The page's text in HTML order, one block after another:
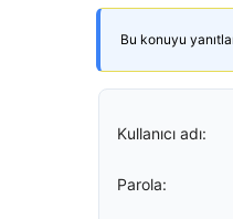
Bu konuyu
Kullanıcı adı:
Parola: